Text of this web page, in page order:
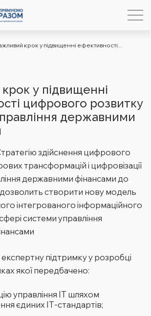
крок у підвищенні ефективності...
у підвищенні
цифрового розвитку
державними
здійснення цифрового
трансформацій і цифровізації
державними фінансами до
створити нову модель
інтегрованого інформаційного
системи управління
підтримку у розробці
якої передбачено:
управління ІТ шляхом
єдиних ІТ-стандартів;